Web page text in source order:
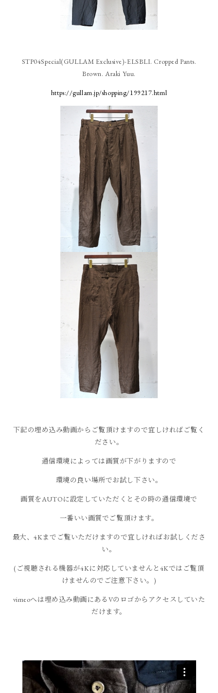
STP04Special(GULLAM Exclusive)-ELSBLI. Cropped Pants.
Brown. Araki Yuu.
https://gullam.jp/shopping/199217.html
下記の埋め込み動画からご覧頂けますので宜しければご覧く
ださい。
通信環境によっては画質が下がりますので
環境の良い場所でお試し下さい。
画質をAUTOに設定していただくとその時の通信環境で
一番いい画質でご覧頂けます。
最大、4Kまでご覧いただけますので宜しければお試しくださ
い。
(ご視聴される機器が4Kに対応していませんと4Kではご覧頂
けませんのでご注意下さい。)
vimeoへは埋め込み動画にあるVのロゴからアクセスしていた
だけます。